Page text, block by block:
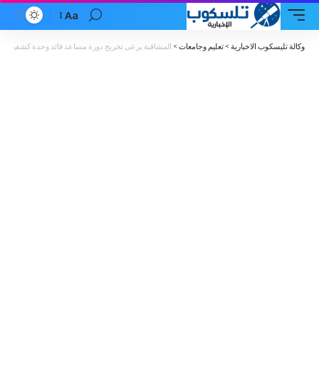
Font
Resizer
Aa
وكالة تليسكوب الاخبارية > تعليم وجامعات > المشاقبة يرعى تخريج دورة مساعد قائد وحدة كشفية/